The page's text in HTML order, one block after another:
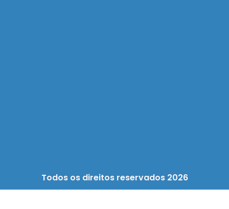
Todos os direitos reservados 2026